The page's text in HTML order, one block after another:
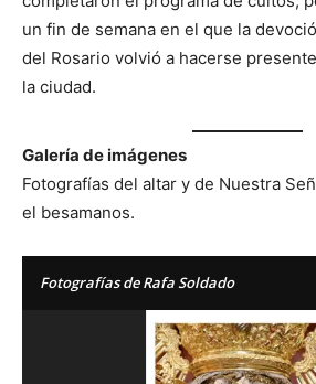
un fin de semana en el que la
del Rosario volvió a hacerse
la ciudad.
Galería de imágenes
Fotografías del altar y de Nuestra
el besamanos.
Fotografías de Rafa Soldado